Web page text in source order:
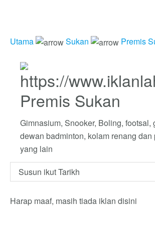
Utama Sukan Premis
Premis Sukan
Gimnasium, Snooker, Boling, footsal,
dewan badminton, kolam renang dan
yang lain
Harap maaf, masih tiada iklan disini